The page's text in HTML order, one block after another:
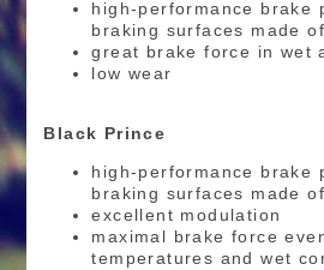
high-performance brake
braking surfaces made
great brake force in wet
low wear
Black Prince
high-performance brake
braking surfaces made
excellent modulation
maximal brake force
temperatures and wet